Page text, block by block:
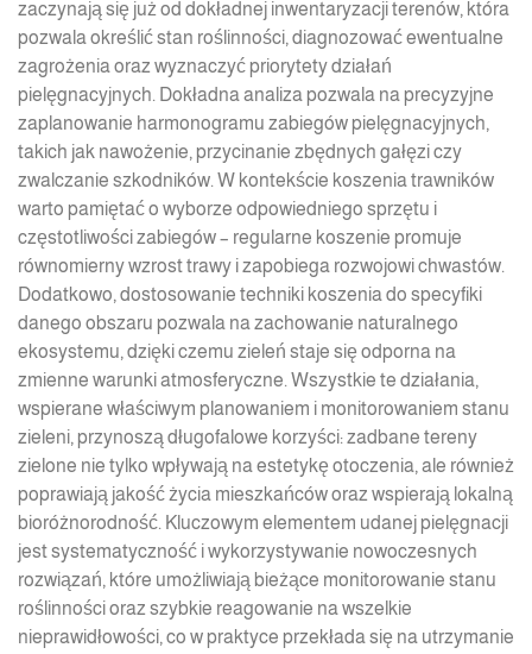
zaczynają się już od dokładnej inwentaryzacji terenów, która
pozwala określić stan roślinności, diagnozować ewentualne
zagrożenia oraz wyznaczyć priorytety działań
pielęgnacyjnych. Dokładna analiza pozwala na precyzyjne
zaplanowanie harmonogramu zabiegów pielęgnacyjnych,
takich jak nawożenie, przycinanie zbędnych gałęzi czy
zwalczanie szkodników. W kontekście koszenia trawników
warto pamiętać o wyborze odpowiedniego sprzętu i
częstotliwości zabiegów – regularne koszenie promuje
równomierny wzrost trawy i zapobiega rozwojowi chwastów.
Dodatkowo, dostosowanie techniki koszenia do specyfiki
danego obszaru pozwala na zachowanie naturalnego
ekosystemu, dzięki czemu zieleń staje się odporna na
zmienne warunki atmosferyczne. Wszystkie te działania,
wspierane właściwym planowaniem i monitorowaniem stanu
zieleni, przynoszą długofalowe korzyści: zadbane tereny
zielone nie tylko wpływają na estetykę otoczenia, ale również
poprawiają jakość życia mieszkańców oraz wspierają lokalną
bioróżnorodność. Kluczowym elementem udanej pielęgnacji
jest systematyczność i wykorzystywanie nowoczesnych
rozwiązań, które umożliwiają bieżące monitorowanie stanu
roślinności oraz szybkie reagowanie na wszelkie
nieprawidłowości, co w praktyce przekłada się na utrzymanie